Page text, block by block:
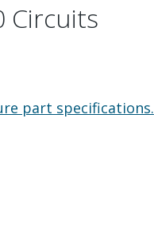
Circuits
part specifications.